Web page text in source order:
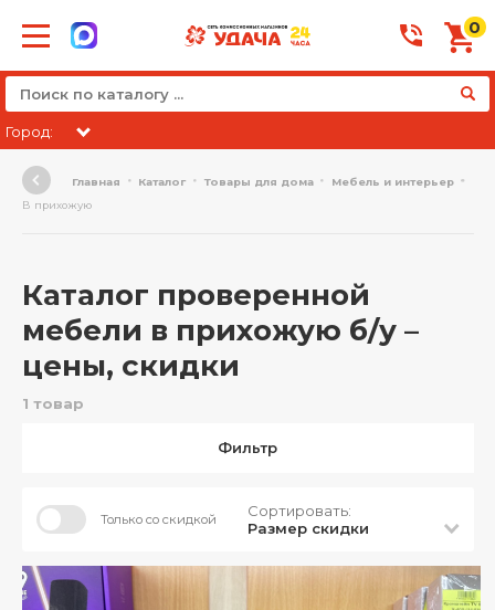
0
Город:
Главная Каталог Товары для дома
Мебель и интерьер
В прихожую
Каталог проверенной
мебели в прихожую б/у –
цены, скидки
1 товар
Фильтр
Только со скидкой
Сортировать:
Размер скидки